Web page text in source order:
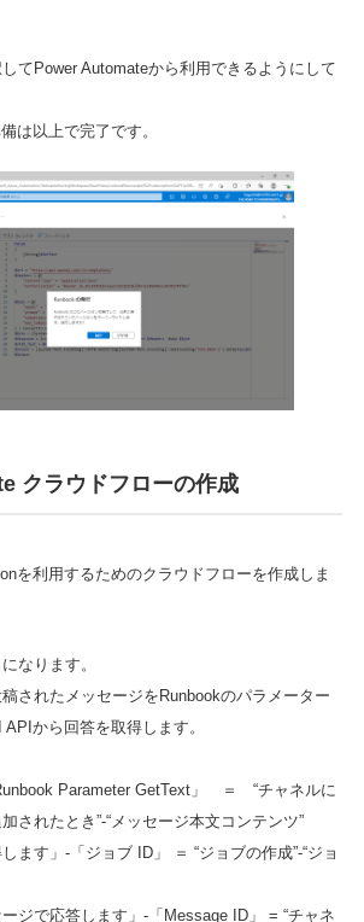
てPower Automateから利用できるようにして
は以上で完了です。
クラウドフローの作成
を利用するためのクラウドフローを作成しま
なります。
されたメッセージをRunbookのパラメーター
から回答を取得します。
Parameter GetText」 ＝ “チャネルに
されたとき”-“メッセージ本文コンテンツ”
ます」-「ジョブ ID」 ＝ “ジョブの作成”-“ジョ
ージで応答します」-「Message ID」 = “チャネ